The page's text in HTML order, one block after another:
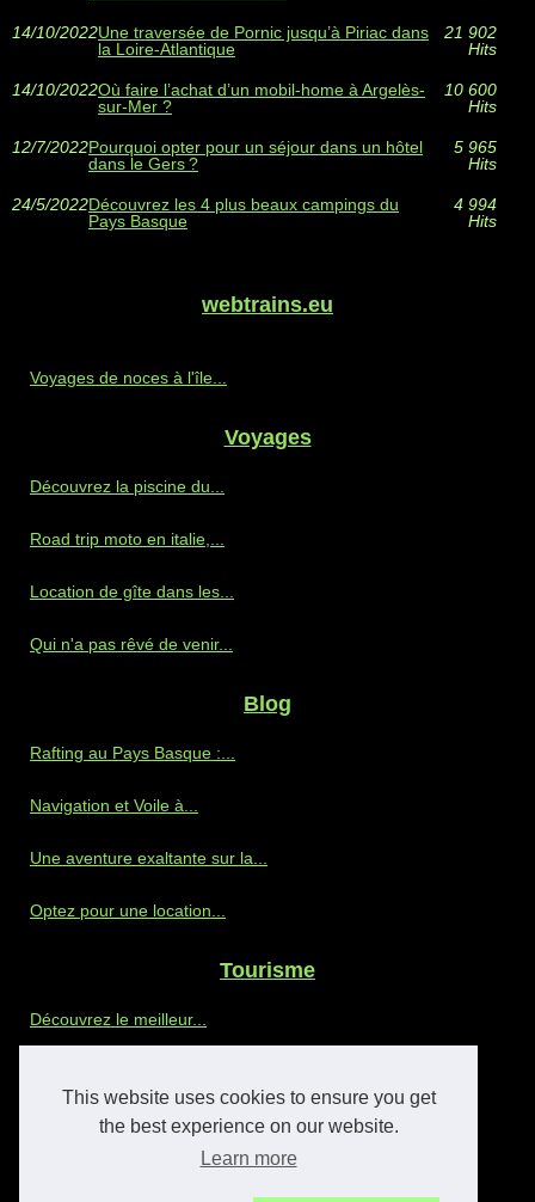
This website uses cookies to ensure you get
the best experience on our website.
Learn more
14/10/2022Une traversée de Pornic jusqu’à Piriac dans
la Loire-Atlantique
21 902
Hits
14/10/2022Où faire l’achat d’un mobil-home à Argelès-
sur-Mer ?
10 600
Hits
12/7/2022Pourquoi opter pour un séjour dans un hôtel
dans le Gers ?
5 965
Hits
24/5/2022Découvrez les 4 plus beaux campings du
Pays Basque
4 994
Hits
webtrains.eu
Voyages de noces à l'île...
Voyages
Découvrez la piscine du...
Road trip moto en italie,...
Location de gîte dans les...
Qui n'a pas rêvé de venir...
Blog
Rafting au Pays Basque :...
Navigation et Voile à...
Une aventure exaltante sur la...
Optez pour une location...
Tourisme
Découvrez le meilleur...
Quand Visiter Barcelone : Les...